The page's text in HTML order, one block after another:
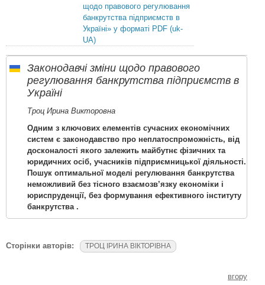
щодо правового регулювання
банкрутства підприємств в
Україні» у форматі PDF (uk-
UA)
Законодавчі зміни щодо правового
регулювання банкрутства підприємств в
Україні
Троц Ирина Викторовна
Одним з ключових елементів сучасних економічних
систем є законодавство про неплатоспроможність, від
досконалості якого залежить майбутнє фізичних та
юридичних осіб, учасників підприємницької діяльності.
Пошук оптимальної моделі регулювання банкрутства
неможливий без тісного взаємозв’язку економіки і
юриспруденції, без формування ефективного інституту
банкрутства .
Сторінки авторів: ТРОЦ ІРИНА ВІКТОРІВНА
вгору